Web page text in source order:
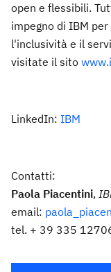
open e flessibili.
impegno di IBM
l'inclusività e il
visitate il sito
LinkedIn: IBM
Contatti:
Paola Piacentini,
email:
tel. + 39 335